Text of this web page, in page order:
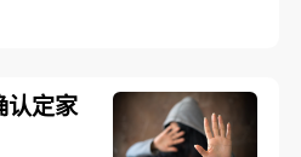
认定家